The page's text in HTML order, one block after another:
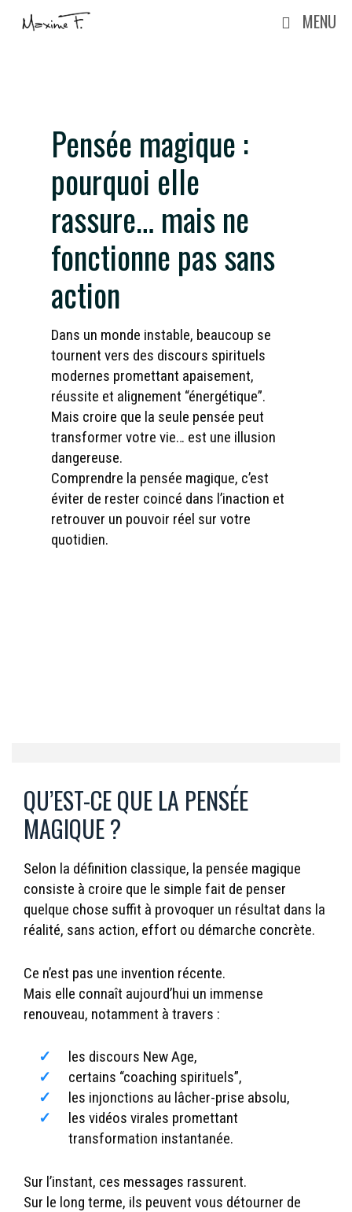
MENU
Pensée magique :
pourquoi elle
rassure… mais ne
fonctionne pas sans
action
Dans un monde instable, beaucoup se
tournent vers des discours spirituels
modernes promettant apaisement,
réussite et alignement “énergétique”.
Mais croire que la seule pensée peut
transformer votre vie… est une illusion
dangereuse.
Comprendre la pensée magique, c’est
éviter de rester coincé dans l’inaction et
retrouver un pouvoir réel sur votre
quotidien.
QU’EST-CE QUE LA PENSÉE
MAGIQUE ?
Selon la définition classique, la pensée magique
consiste à croire que le simple fait de penser
quelque chose suffit à provoquer un résultat dans la
réalité, sans action, effort ou démarche concrète.
Ce n’est pas une invention récente.
Mais elle connaît aujourd’hui un immense
renouveau, notamment à travers :
les discours New Age,
certains “coaching spirituels”,
les injonctions au lâcher-prise absolu,
les vidéos virales promettant
transformation instantanée.
Sur l’instant, ces messages rassurent.
Sur le long terme, ils peuvent vous détourner de